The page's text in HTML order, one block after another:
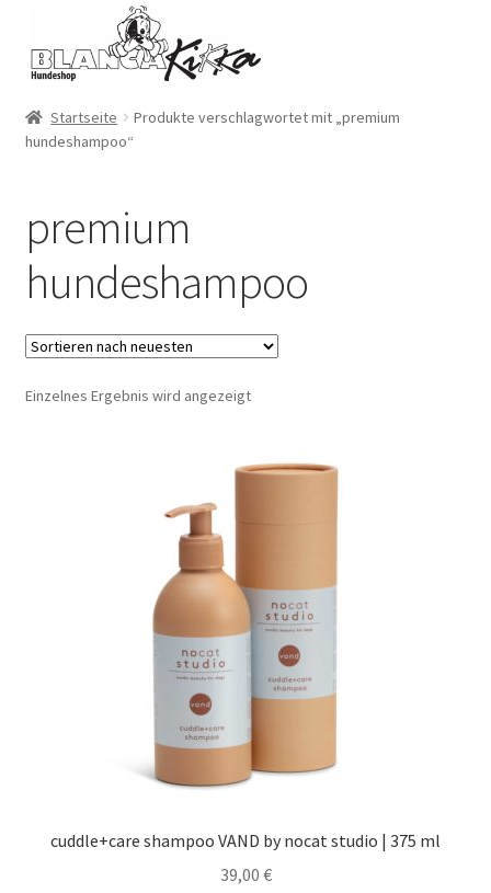
Navigation
springen
Inhalt
springen
Startseite
Produkte verschlagwortet mit „premium
hundeshampoo“
premium
hundeshampoo
Einzelnes Ergebnis wird angezeigt
cuddle+care shampoo VAND by nocat studio | 375 ml
39,00 €